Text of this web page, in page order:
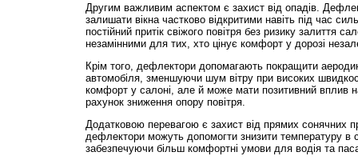
Другим важливим аспектом є захист від опадів.
залишати вікна частково відкритими навіть під час
постійний притік свіжого повітря без ризику залиття
незамінними для тих, хто цінує комфорт у дорозі
Крім того, дефлектори допомагають покращити
автомобіля, зменшуючи шум вітру при високих
комфорт у салоні, але й може мати позитивний вплив
рахунок зниження опору повітря.
Додатковою перевагою є захист від прямих сонячних
дефлектори можуть допомогти знизити температуру в
забезпечуючи більш комфортні умови для водія та